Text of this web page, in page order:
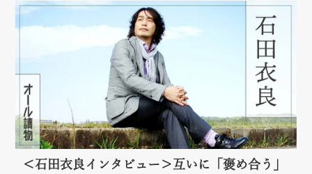
＜石田衣良インタビュー＞互いに「褒め合う」